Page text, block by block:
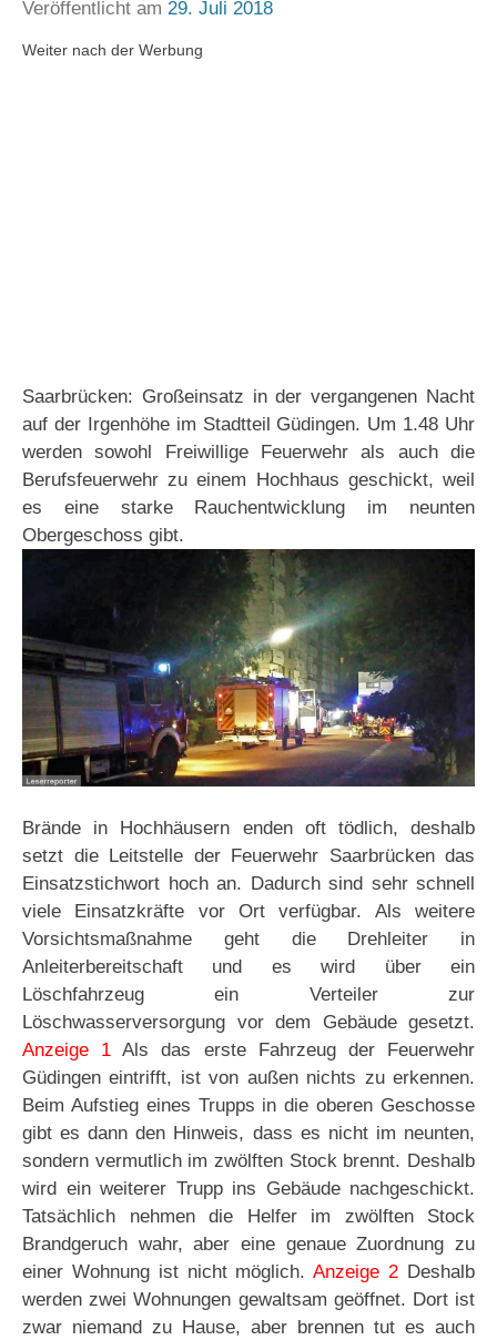
Veröffentlicht am 29. Juli 2018
Weiter nach der Werbung
Saarbrücken: Großeinsatz in der vergangenen Nacht
auf der Irgenhöhe im Stadtteil Güdingen. Um 1.48 Uhr
werden sowohl Freiwillige Feuerwehr als auch die
Berufsfeuerwehr zu einem Hochhaus geschickt, weil
es eine starke Rauchentwicklung im neunten
Obergeschoss gibt.
Brände in Hochhäusern enden oft tödlich, deshalb
setzt die Leitstelle der Feuerwehr Saarbrücken das
Einsatzstichwort hoch an. Dadurch sind sehr schnell
viele Einsatzkräfte vor Ort verfügbar. Als weitere
Vorsichtsmaßnahme geht die Drehleiter in
Anleiterbereitschaft und es wird über ein
Löschfahrzeug ein Verteiler zur
Löschwasserversorgung vor dem Gebäude gesetzt.
Anzeige 1 Als das erste Fahrzeug der Feuerwehr
Güdingen eintrifft, ist von außen nichts zu erkennen.
Beim Aufstieg eines Trupps in die oberen Geschosse
gibt es dann den Hinweis, dass es nicht im neunten,
sondern vermutlich im zwölften Stock brennt. Deshalb
wird ein weiterer Trupp ins Gebäude nachgeschickt.
Tatsächlich nehmen die Helfer im zwölften Stock
Brandgeruch wahr, aber eine genaue Zuordnung zu
einer Wohnung ist nicht möglich.Anzeige 2 Deshalb
werden zwei Wohnungen gewaltsam geöffnet. Dort ist
zwar niemand zu Hause, aber brennen tut es auch